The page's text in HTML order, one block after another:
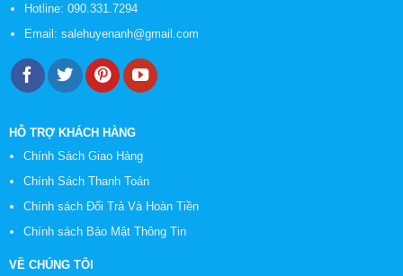
Hotline: 090.331.7294
Email: salehuyenanh@gmail.com
HỖ TRỢ KHÁCH HÀNG
Chính Sách Giao Hàng
Chính Sách Thanh Toán
Chính sách Đổi Trả Và Hoàn Tiền
Chính sách Bảo Mật Thông Tin
VỀ CHÚNG TÔI